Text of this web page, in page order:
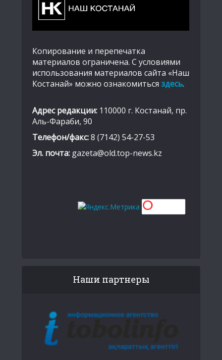
Копирование и перепечатка
материалов ограничена. С условиями
использования материалов сайта «Наш
Костанай» можно ознакомиться здесь.
Адрес редакции: 110000 г. Костанай, пр.
Аль-Фараби, 90
Телефон/факс:8 (7142) 54-27-53
Эл. почта: gazeta@old.top-news.kz
Наши партнеры